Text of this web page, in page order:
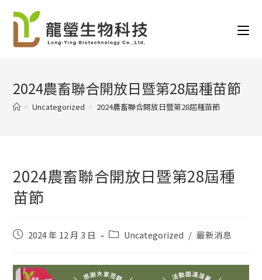
2024農畜聯合開放日暨第28屆種苗節
> Uncategorized > 2024農畜聯合開放日暨第28屆種苗節
2024農畜聯合開放日暨第28屆種
苗節
2024 年 12 月 3 日 Uncategorized / 最新消息